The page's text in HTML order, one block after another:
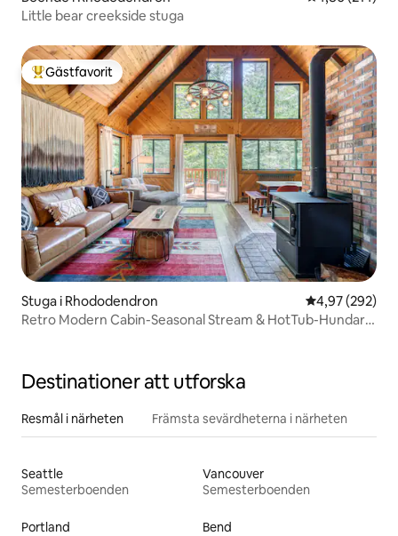
Little bear creekside stuga
Populär gästfavorit
Gästfavorit
Stuga i Rhododendron 4,97 av 5 i
4,97 (292)
Retro Modern Cabin-Seasonal Stream & HotTub-Hundar
Destinationer att utforska
Resmål i närheten Främsta sevärdheterna i närheten
Seattle
Semesterboenden
Vancouver
Semesterboenden
Portland
Bend